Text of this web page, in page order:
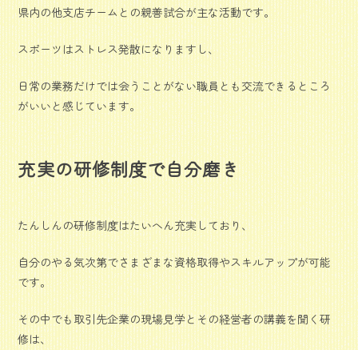
県内の他支店チームとの親善試合が主な活動です。
スポーツはストレス発散になりますし、
日常の業務だけでは会うことがない職員とも交流できるところ
がいいと感じています。
充実の研修制度で自分磨き
たんしんの研修制度はたいへん充実しており、
自分のやる気次第でさまざまな資格取得やスキルアップが可能
です。
その中でも取引先企業の現場見学とその経営者の講義を聞く研
修は、